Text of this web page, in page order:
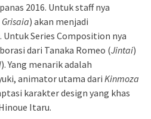
2016. Untuk staff nya
) akan menjadi
Series Composition nya
dari Tanaka Romeo (Jintai)
). Yang menarik adalah
animator utama dari Kinmoza
karakter design yang khas
Itaru.